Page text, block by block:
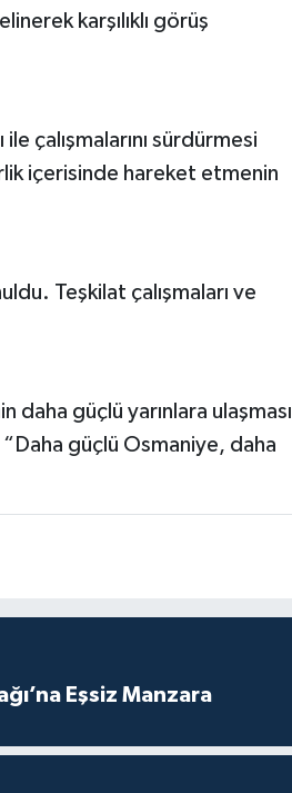
karşılıklı görüş
çalışmalarını sürdürmesi
içerisinde hareket etmenin
Teşkilat çalışmaları ve
daha güçlü yarınlara ulaşması
güçlü Osmaniye, daha
Eşsiz Manzara